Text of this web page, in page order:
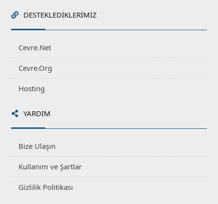
DESTEKLEDIKLERIMIZ
Cevre.Net
Cevre.Org
Hosting
YARDIM
Bize Ulaşın
Kullanım ve Şartlar
Gizlilik Politikası